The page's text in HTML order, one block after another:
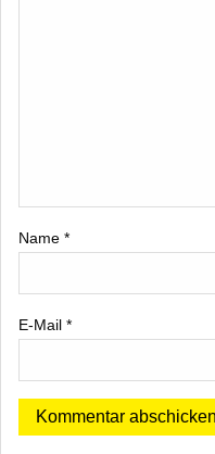
Name *
E-Mail *